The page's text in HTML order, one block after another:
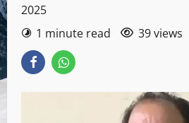
2025
1 minute read
39 views